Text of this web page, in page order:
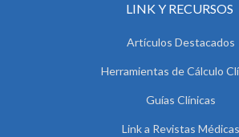
LINK Y RECURSOS
Artículos Destacados
Herramientas de Cálculo
Guías Clínicas
Link a Revistas Médicas